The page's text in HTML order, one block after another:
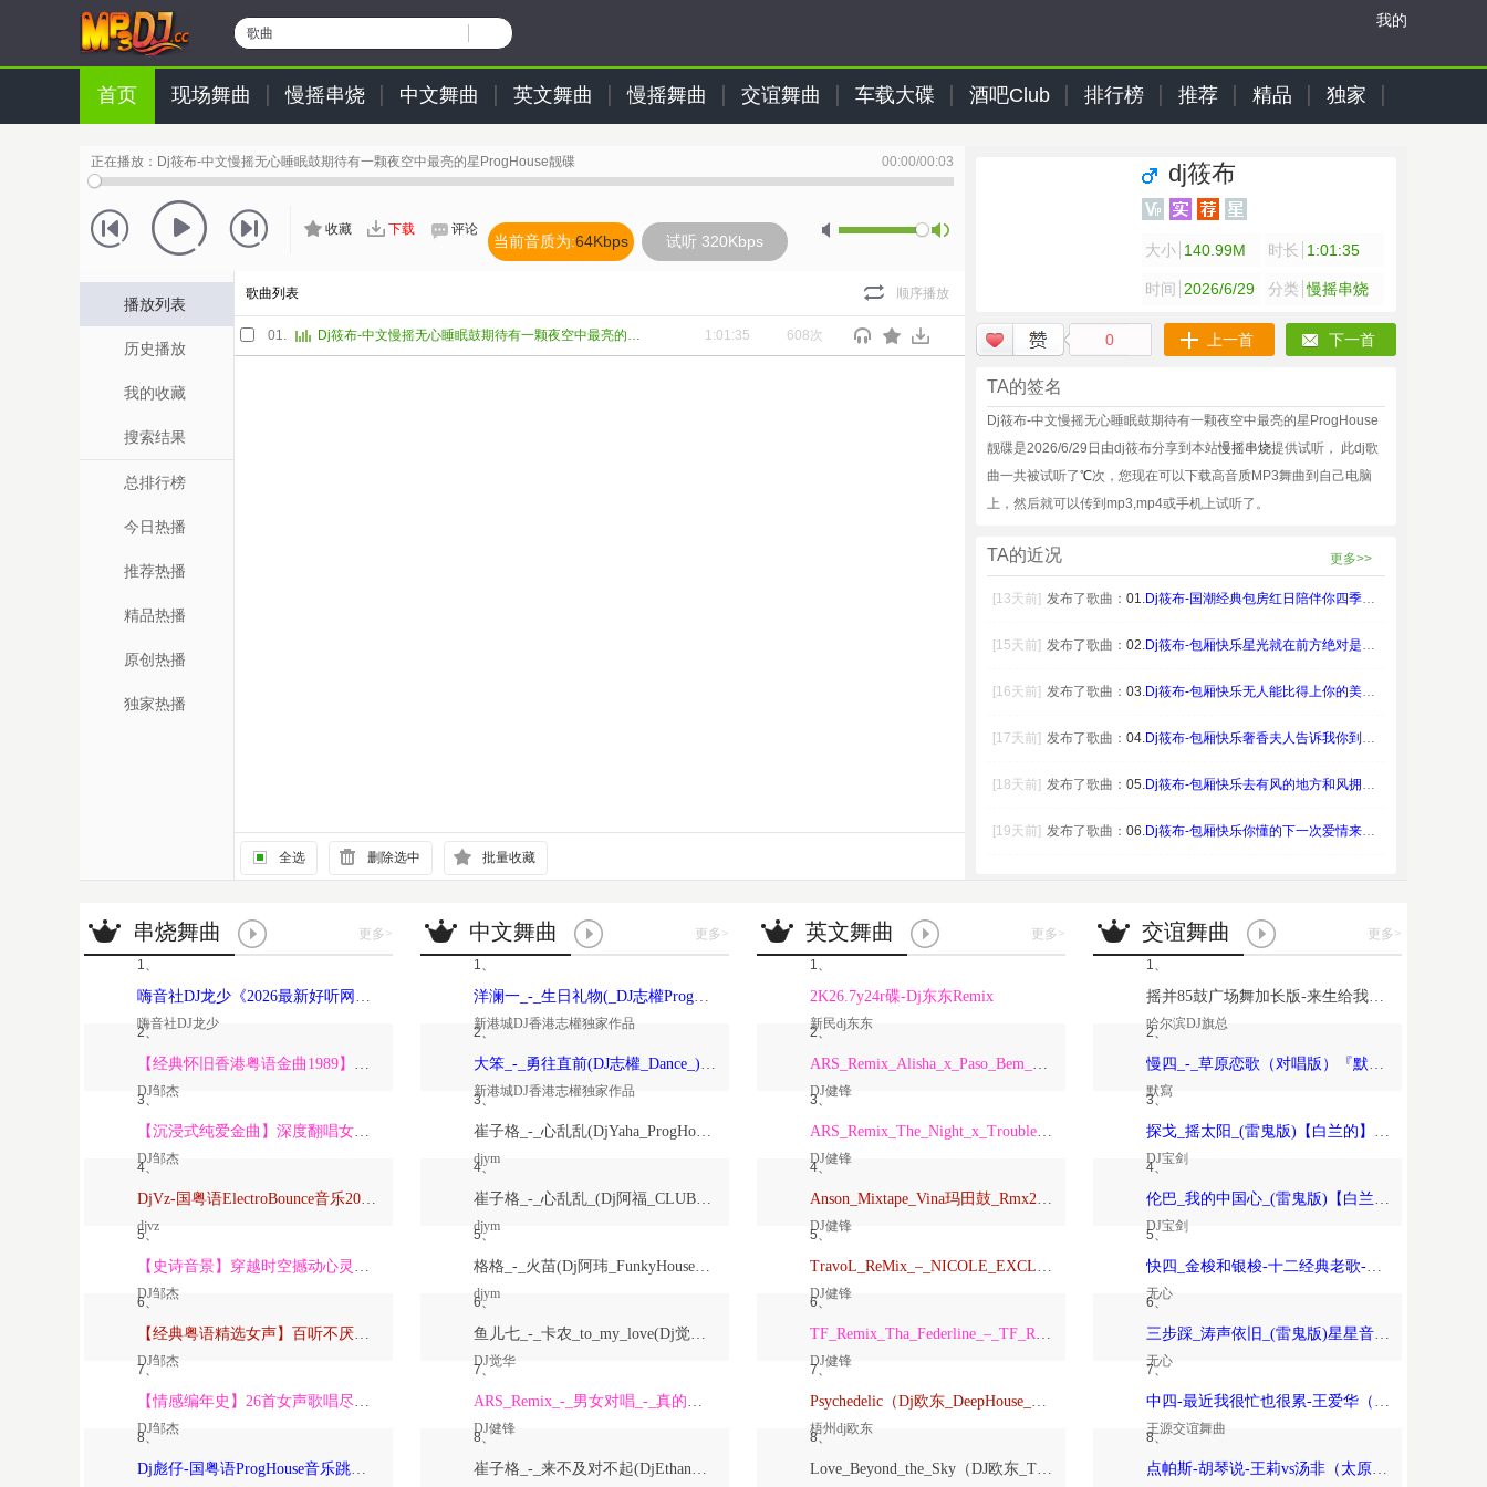
歌曲
我的
首页 现场舞曲 慢摇串烧 中文舞曲 英文舞曲 慢摇舞曲 交谊舞曲 车载大碟 酒吧Club 排行榜 推荐 精品 独家
正在播放： Dj筱布-中文慢摇无心睡眠鼓期待有一颗夜空中最亮的星ProgHouse靓碟 00:00/00:03
收藏 下载 评论
当前音质为:64Kbps 试听 320Kbps
播放列表
历史播放
我的收藏
搜索结果
总排行榜
今日热播
推荐热播
精品热播
原创热播
独家热播
歌曲列表 顺序播放
01. Dj筱布-中文慢摇无心睡眠鼓期待有一颗夜空中最亮的星ProgHouse靓碟 1:01:35 608次
全选 删除选中 批量收藏
dj筱布
大小 140.99M 时长 1:01:35
时间 2026/6/29 分类 慢摇串烧
0 上一首 下一首
TA的签名
Dj筱布-中文慢摇无心睡眠鼓期待有一颗夜空中最亮的星ProgHouse
靓碟是2026/6/29日由dj筱布分享到本站慢摇串烧提供试听， 此dj歌
曲一共被试听了℃次，您现在可以下载高音质MP3舞曲到自己电脑
上，然后就可以传到mp3,mp4或手机上试听了。
TA的近况 更多>>
[13天前] 发布了歌曲： 01.Dj筱布-国潮经典包房红日陪伴你四季都予你E
[15天前] 发布了歌曲： 02.Dj筱布-包厢快乐星光就在前方绝对是个梦El
[16天前] 发布了歌曲： 03.Dj筱布-包厢快乐无人能比得上你的美丽Ele
[17天前] 发布了歌曲： 04.Dj筱布-包厢快乐奢香夫人告诉我你到底爱着谁
[18天前] 发布了歌曲： 05.Dj筱布-包厢快乐去有风的地方和风拥抱Ele
[19天前] 发布了歌曲： 06.Dj筱布-包厢快乐你懂的下一次爱情来的时候E
串烧舞曲 更多>
1、
嗨音社DJ龙少《2026最新好听网络伤感歌曲推荐·深爱过的人一生惦记》
嗨音社DJ龙少
2、
【经典怀旧香港粤语金曲1989】高潮版【DJ邹杰】
DJ邹杰
3、
【沉浸式纯爱金曲】深度翻唱女声版【DJ邹杰】_
DJ邹杰
4、
DjVz-国粤语ElectroBounce音乐2026讲不出再见怀旧版蹦迪跳舞大碟
djvz
5、
【史诗音景】穿越时空撼动心灵的管弦乐【DJ邹杰】
DJ邹杰
6、
【经典粤语精选女声】百听不厌深度翻唱版【DJ邹杰】_
DJ邹杰
7、
【情感编年史】26首女声歌唱尽从暗恋到放下的全部【DJ邹杰】
DJ邹杰
8、
Dj彪仔-国粤语ProgHouse音乐跳舞街vs心要让你听见串烧Vol.39
中文舞曲 更多>
1、
洋澜一_-_生日礼物(_DJ志權ProgHouse_)无心睡眠鼓国语女原创Mix
新港城DJ香港志權独家作品
2、
大笨_-_勇往直前(DJ志權_Dance_)粤语男原创Mix
新港城DJ香港志權独家作品
3、
崔子格_-_心乱乱(DjYaha_ProgHouse_Mix国语女)
djym
4、
崔子格_-_心乱乱_(Dj阿福_CLUB_Mix国语女)
djym
5、
格格_-_火苗(Dj阿玮_FunkyHouse_Mix国语女)
djym
6、
鱼儿七_-_卡农_to_my_love(Dj觉华_Electro_Rmx_2026_V2)
DJ觉华
7、
ARS_Remix_-_男女对唱_-_真的爱着你
DJ健锋
8、
崔子格_-_来不及对不起(DjEthan翊轩_Melbourne_Mix国语女)
英文舞曲 更多>
1、
2K26.7y24r碟-Dj东东Remix
新民dj东东
2、
ARS_Remix_Alisha_x_Paso_Bem_Solto_2K25_ft_Daa_LeemingWart_Alexis
DJ健锋
3、
ARS_Remix_The_Night_x_Trouble_Is_A_Friend_x_Forver_Young_2K24…
DJ健锋
4、
Anson_Mixtape_Vina玛田鼓_Rmx2026_150
DJ健锋
5、
TravoL_ReMix_–_NICOLE_EXCLUSIVE_康熙TOYOKI_落泪_TravoL_HarderMix
DJ健锋
6、
TF_Remix_Tha_Federline_–_TF_Remix_DOTARapture_TF_REMIX_2026_VVIP
DJ健锋
7、
Psychedelic（Dj欧东_DeepHouse_2026）
梧州dj欧东
8、
Love_Beyond_the_Sky（DJ欧东_Trance）
交谊舞曲 更多>
1、
摇并85鼓广场舞加长版-来生给我一个家-恰恰恰恰恰【哈尔滨DJ旗总音乐工作室独家制作】
哈尔滨DJ旗总
2、
慢四_-_草原恋歌（对唱版）『默寫制作』
默寫
3、
探戈_摇太阳_(雷鬼版)【白兰的】-宝剑制作
DJ宝剑
4、
伦巴_我的中国心_(雷鬼版)【白兰的】-宝剑制作
DJ宝剑
5、
快四_金梭和银梭-十二经典老歌-无心制作
无心
6、
三步踩_涛声依旧_(雷鬼版)星星音乐屋、晚风音乐屋-无心制作
无心
7、
中四-最近我很忙也很累-王爱华（太原-王源制作）
王源交谊舞曲
8、
点帕斯-胡琴说-王莉vs汤非（太原-王源制作）